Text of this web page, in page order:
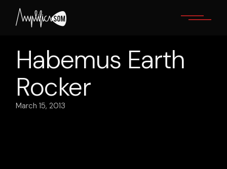
content
Habemus Earth
Rocker
March 15, 2013